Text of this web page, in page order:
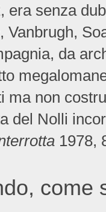
era senza
Vanbrugh,
da
ma non
del Nolli
1978,
come